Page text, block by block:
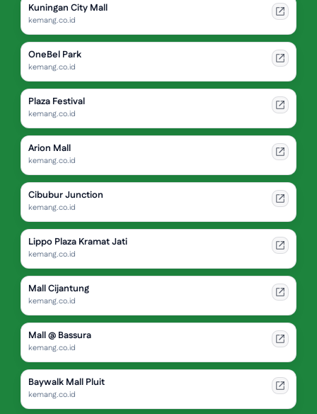
Kuningan City Mall
kemang.co.id
OneBel Park
kemang.co.id
Plaza Festival
kemang.co.id
Arion Mall
kemang.co.id
Cibubur Junction
kemang.co.id
Lippo Plaza Kramat Jati
kemang.co.id
Mall Cijantung
kemang.co.id
Mall @ Bassura
kemang.co.id
Baywalk Mall Pluit
kemang.co.id